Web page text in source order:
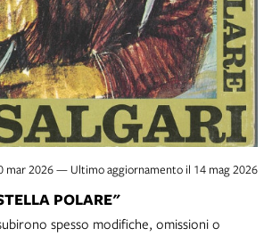
mar 2026 — Ultimo aggiornamento il 14 mag 2026
POLARE"
spesso modifiche, omissioni o